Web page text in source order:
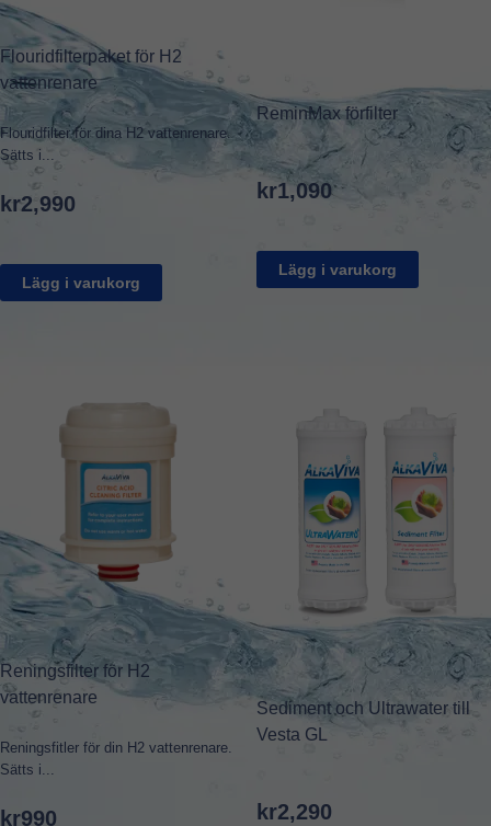
Flouridfilterpaket för H2
vattenrenare
Flouridfilter för dina H2 vattenrenare.
Sätts i...
kr2,990
Lägg i varukorg
ReminMax förfilter
kr1,090
Lägg i varukorg
Reningsfilter för H2
vattenrenare
Reningsfitler för din H2 vattenrenare.
Sätts i...
kr990
Sediment och Ultrawater till
Vesta GL
kr2,290